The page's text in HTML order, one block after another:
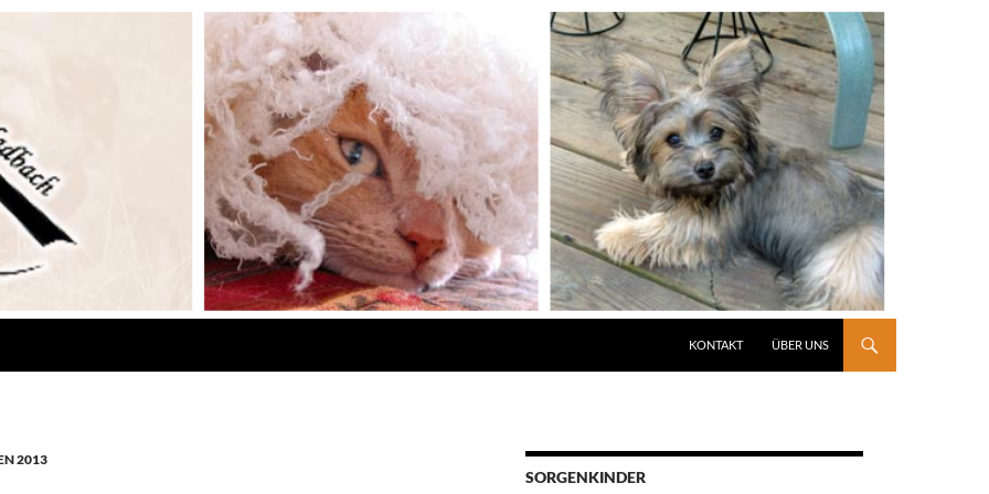
KONTAKT ÜBER UNS
2013
SORGENKINDER